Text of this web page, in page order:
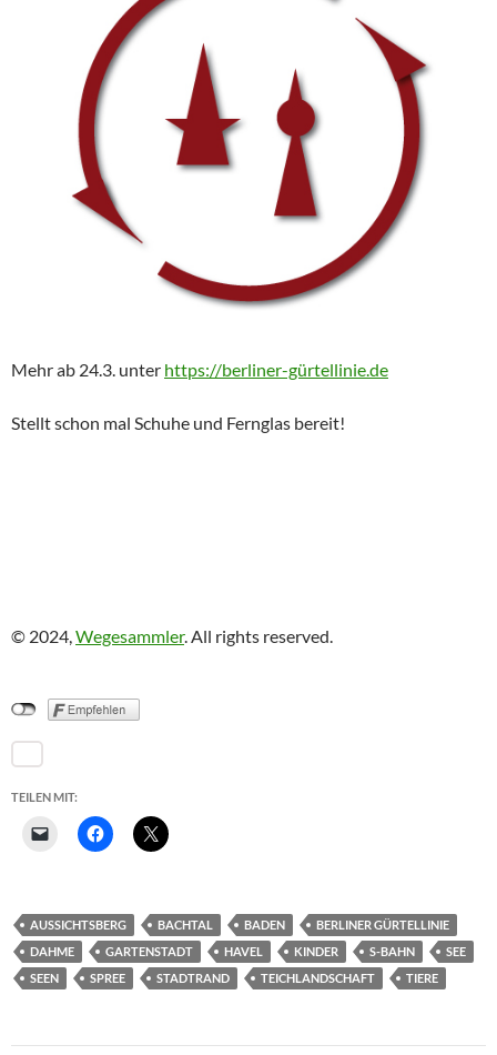
Mehr ab 24.3. unter https://berliner-gürtellinie.de
Stellt schon mal Schuhe und Fernglas bereit!
© 2024, Wegesammler. All rights reserved.
TEILEN MIT:
AUSSICHTSBERG BACHTAL BADEN
BERLINER GÜRTELLINIE
DAHME
GARTENSTADT HAVEL KINDER S-BAHN
SEE
SEEN
SPREE STADTRAND TEICHLANDSCHAFT TIERE